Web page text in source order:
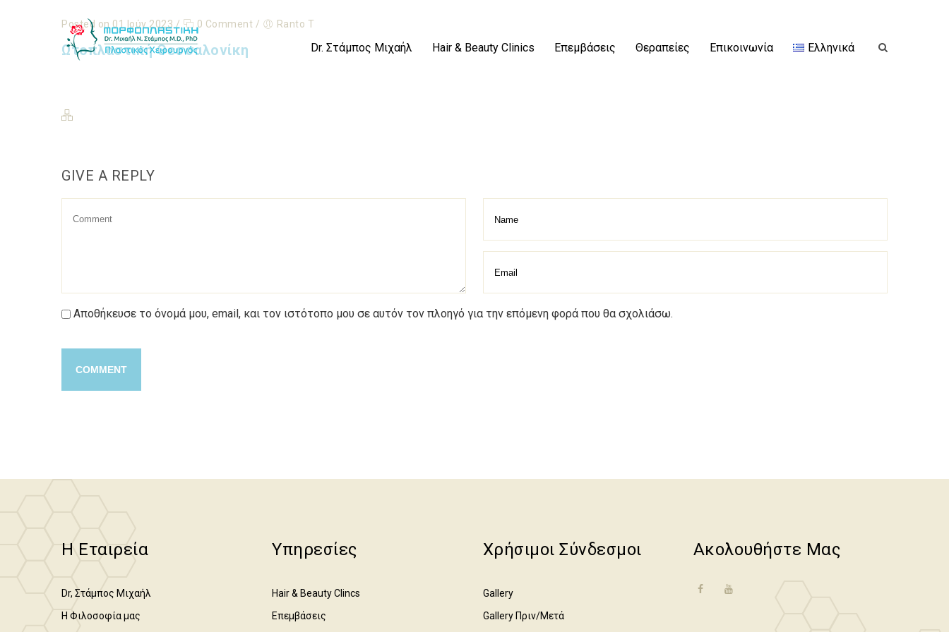
Dr. Στάμπος Μιχαήλ Hair & Beauty Clinics Επεμβάσεις Θεραπείες Επικοινωνία Ελληνικά
Posted on 01 Ιούν 2023 / 0 Comment / Ranto T
Ωτοπλαστική Θεσσαλονίκη
GIVE A REPLY
Αποθήκευσε το όνομά μου, email, και τον ιστότοπο μου σε αυτόν τον πλοηγό για την επόμενη φορά που θα σχολιάσω.
Η Εταιρεία
Dr, Στάμπος Μιχαήλ
Η Φιλοσοφία μας
Υπηρεσίες
Hair & Beauty Clincs
Επεμβάσεις
Χρήσιμοι Σύνδεσμοι
Gallery
Gallery Πριν/Μετά
Ακολουθήστε Μας